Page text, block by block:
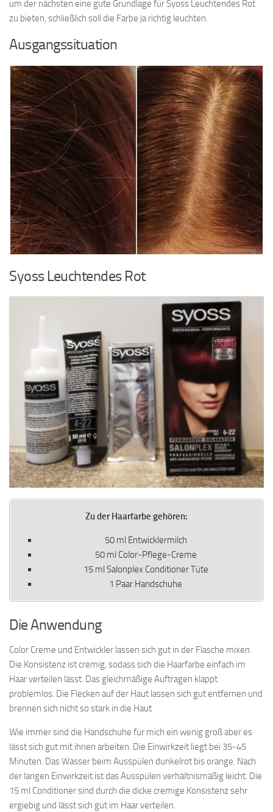
um der nächsten eine gute Grundlage für Syoss Leuchtendes Rot
zu bieten, schließlich soll die Farbe ja richtig leuchten.
Ausgangssituation
Syoss Leuchtendes Rot
Zu der Haarfarbe gehören:
50 ml Entwicklermilch
50 ml Color-Pflege-Creme
15 ml Salonplex Conditioner Tüte
1 Paar Handschuhe
Die Anwendung
Color Creme und Entwickler lassen sich gut in der Flasche mixen.
Die Konsistenz ist cremig, sodass sich die Haarfarbe einfach im
Haar verteilen lässt. Das gleichmäßige Auftragen klappt
problemlos. Die Flecken auf der Haut lassen sich gut entfernen und
brennen sich nicht so stark in die Haut
Wie immer sind die Handschuhe für mich ein wenig groß aber es
lässt sich gut mit ihnen arbeiten. Die Einwirkzeit liegt bei 35-45
Minuten. Das Wasser beim Ausspülen dunkelrot bis orange. Nach
der langen Einwirkzeit ist das Ausspülen verhältnismäßig leicht. Die
15 ml Conditioner sind durch die dicke cremige Konsistenz sehr
ergiebig und lässt sich gut im Haar verteilen.